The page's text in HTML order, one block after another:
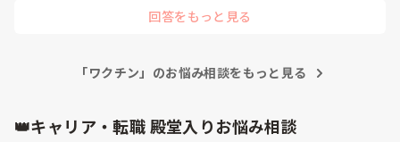
回答をもっと見る
「ワクチン」のお悩み相談をもっと見る
👑キャリア・転職 殿堂入りお悩み相談